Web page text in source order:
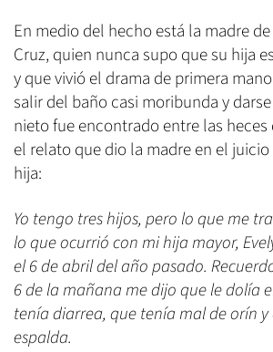
En medio del hecho está la madre
Cruz, quien nunca supo que su hija
y que vivió el drama de primera
salir del baño casi moribunda y
nieto fue encontrado entre las heces
el relato que dio la madre en el
hija:
Yo tengo tres hijos, pero lo que me
lo que ocurrió con mi hija mayor,
el 6 de abril del año pasado.
6 de la mañana me dijo que le dolía
tenía diarrea, que tenía mal de orín
espalda.